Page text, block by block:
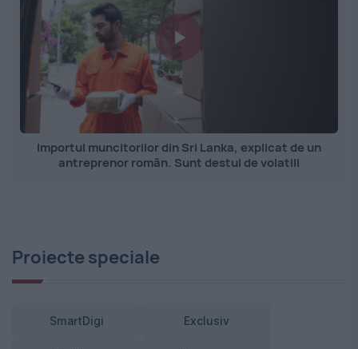
Importul muncitorilor din Sri Lanka, explicat de un
antreprenor român. Sunt destul de volatili
Proiecte speciale
SmartDigi Exclusiv